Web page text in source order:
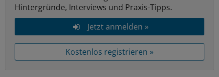
Hintergründe, Interviews und Praxis-Tipps.
Jetzt anmelden »
Kostenlos registrieren »